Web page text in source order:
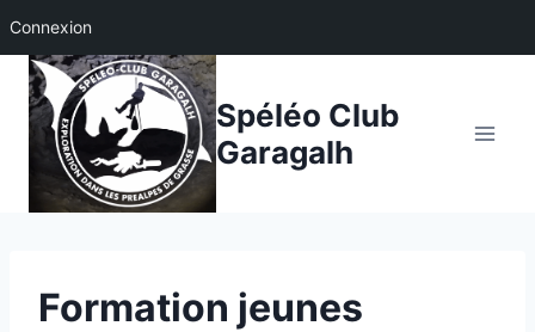
Connexion
Aller
contenu
Spéléo Club
Garagalh
Formation jeunes